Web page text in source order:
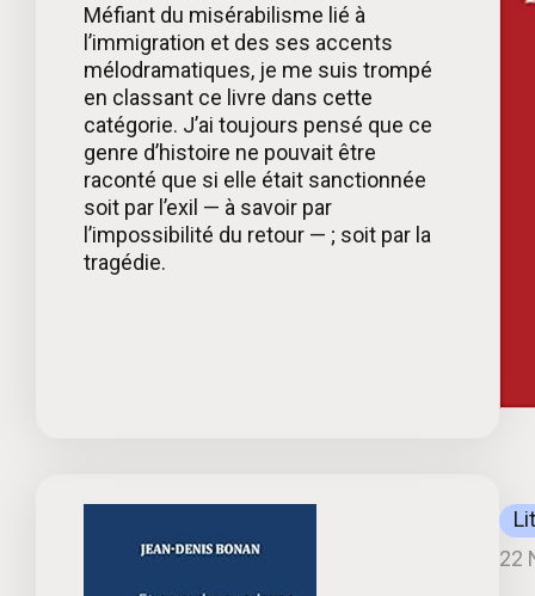
Méfiant du misérabilisme lié à
l’immigration et des ses accents
mélodramatiques, je me suis trompé
en classant ce livre dans cette
catégorie. J’ai toujours pensé que ce
genre d’histoire ne pouvait être
raconté que si elle était sanctionnée
soit par l’exil — à savoir par
l’impossibilité du retour — ; soit par la
tragédie.
22